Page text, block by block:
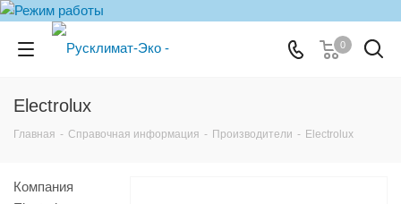
0
Electrolux
Главная - Справочная информация - Производители - Electrolux
Компания